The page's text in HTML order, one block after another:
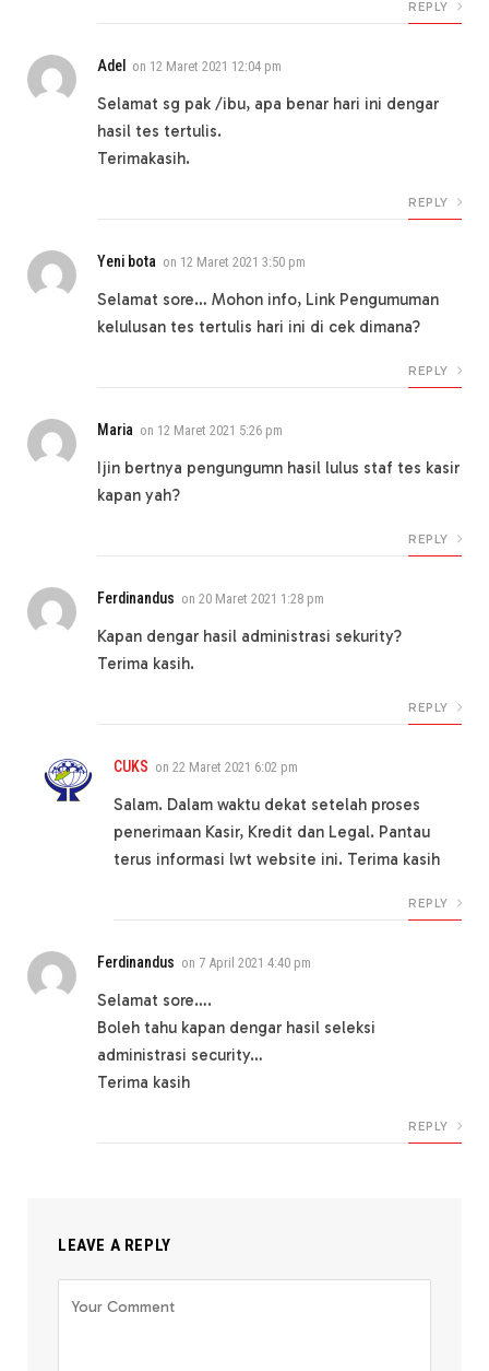
REPLY
Adel on 12 Maret 2021 12:04 pm
Selamat sg pak /ibu, apa benar hari ini dengar
hasil tes tertulis.
Terimakasih.
REPLY
Yeni bota on 12 Maret 2021 3:50 pm
Selamat sore… Mohon info, Link Pengumuman
kelulusan tes tertulis hari ini di cek dimana?
REPLY
Maria on 12 Maret 2021 5:26 pm
Ijin bertnya pengungumn hasil lulus staf tes kasir
kapan yah?
REPLY
Ferdinandus on 20 Maret 2021 1:28 pm
Kapan dengar hasil administrasi sekurity?
Terima kasih.
REPLY
CUKS on 22 Maret 2021 6:02 pm
Salam. Dalam waktu dekat setelah proses
penerimaan Kasir, Kredit dan Legal. Pantau
terus informasi lwt website ini. Terima kasih
REPLY
Ferdinandus on 7 April 2021 4:40 pm
Selamat sore….
Boleh tahu kapan dengar hasil seleksi
administrasi security…
Terima kasih
REPLY
LEAVE A REPLY